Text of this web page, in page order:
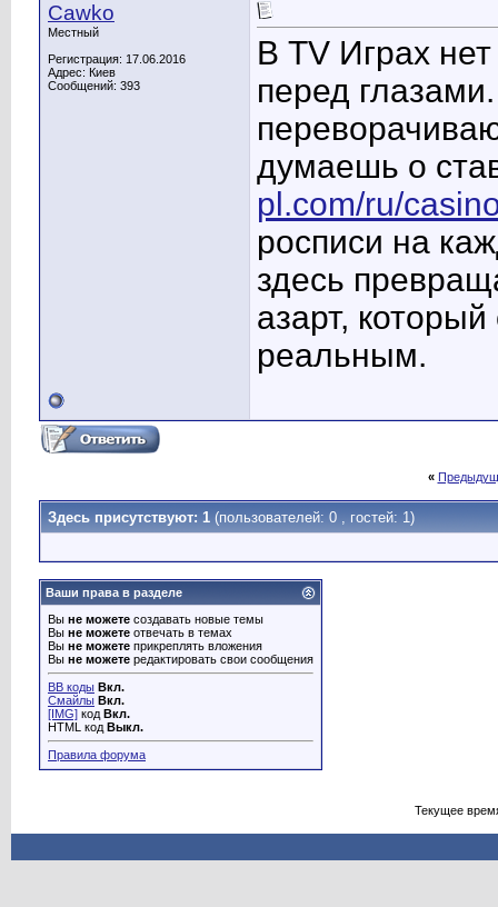
Cawkо
Местный
Регистрация: 17.06.2016
Адрес: Киев
Сообщений: 393
В TV Играх
перед
думаешь о
pl.com/ru/
росписи на
здесь
азарт,
реальным.
«
Здесь присутствуют: 1 (пользователей: 0 , гостей: 1)
Ваши права в разделе
Вы не можете создавать новые темы
Вы не можете отвечать в темах
Вы не можете прикреплять вложения
Вы не можете редактировать свои сообщения
BB коды Вкл.
Смайлы Вкл.
[IMG] код Вкл.
HTML код Выкл.
Правила форума
Текущее